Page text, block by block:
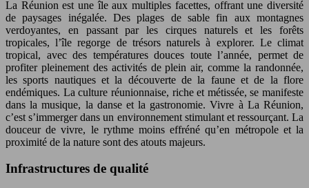
La Réunion est une île aux multiples facettes, offrant une diversité
de paysages inégalée. Des plages de sable fin aux montagnes
verdoyantes, en passant par les cirques naturels et les forêts
tropicales, l’île regorge de trésors naturels à explorer. Le climat
tropical, avec des températures douces toute l’année, permet de
profiter pleinement des activités de plein air, comme la randonnée,
les sports nautiques et la découverte de la faune et de la flore
endémiques. La culture réunionnaise, riche et métissée, se manifeste
dans la musique, la danse et la gastronomie. Vivre à La Réunion,
c’est s’immerger dans un environnement stimulant et ressourçant. La
douceur de vivre, le rythme moins effréné qu’en métropole et la
proximité de la nature sont des atouts majeurs.
Infrastructures de qualité